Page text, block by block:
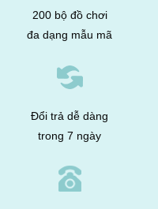
200 bộ đồ chơi
đa dạng mẫu mã
Đổi trả dễ dàng
trong 7 ngày